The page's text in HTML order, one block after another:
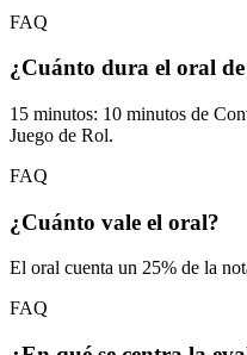
FAQ
¿Cuánto dura el oral de
15 minutos: 10 minutos de
Juego de Rol.
FAQ
¿Cuánto vale el oral?
El oral cuenta un 25% de la
FAQ